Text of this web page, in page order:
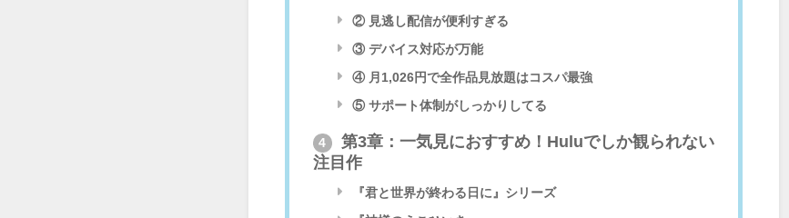
② 見逃し配信が便利すぎる
③ デバイス対応が万能
④ 月1,026円で全作品見放題はコスパ最強
⑤ サポート体制がしっかりしてる
4
第3章：一気見におすすめ！Huluでしか観られない
注目作
『君と世界が終わる日に』シリーズ